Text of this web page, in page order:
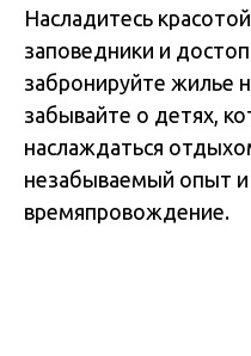
Насладитесь
заповедники и
забронируйте жилье
забывайте о детях,
наслаждаться
незабываемый опыт и
времяпровождение.